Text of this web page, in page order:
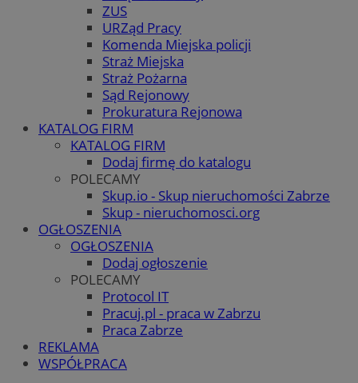
ZUS
URZąd Pracy
Komenda Miejska policji
Straż Miejska
Straż Pożarna
Sąd Rejonowy
Prokuratura Rejonowa
KATALOG FIRM
KATALOG FIRM
Dodaj firmę do katalogu
POLECAMY
Skup.io - Skup nieruchomości Zabrze
Skup - nieruchomosci.org
OGŁOSZENIA
OGŁOSZENIA
Dodaj ogłoszenie
POLECAMY
Protocol IT
Pracuj.pl - praca w Zabrzu
Praca Zabrze
REKLAMA
WSPÓŁPRACA